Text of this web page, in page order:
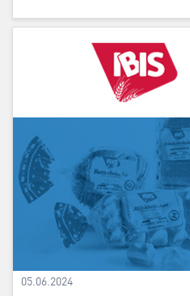
05.06.2024